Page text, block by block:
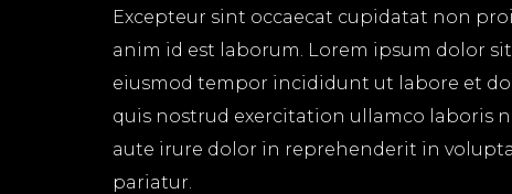
Excepteur sint occaecat cupidatat non
anim id est laborum. Lorem ipsum dolor
eiusmod tempor incididunt ut labore et
quis nostrud exercitation ullamco laboris
aute irure dolor in reprehenderit in
pariatur.